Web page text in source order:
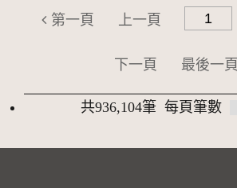
第一頁 上一頁
下一頁 最後一頁
共936,104筆 每頁筆數